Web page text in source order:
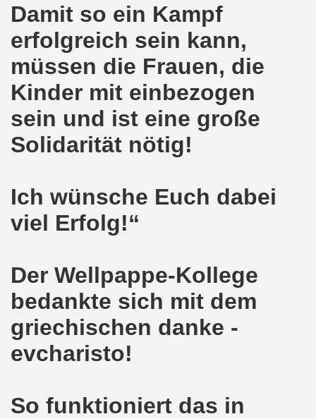
Damit so ein Kampf
erfolgreich sein kann,
müssen die Frauen, die
Kinder mit einbezogen
sein und ist eine große
Solidarität nötig!
Ich wünsche Euch dabei
viel Erfolg!“
Der Wellpappe-Kollege
bedankte sich mit dem
griechischen danke -
evcharisto!
So funktioniert das in
ruft am 23.07.2018 mit auf zur
und wirklich sehr kreativ: Eine junge Frau ergreift
am 07.07.2018 aktiver Part bei der Düsseldorfer
am 09. Juli 2018 berichtet über NRW-weite
am 18.06.2018 als Warm-Up für die NRW-
am 28.05.2018 und am 04.06.2018 jeweils
Gelsenkirchen am 28.05.2018
Bewegung am 07.05.2018 bestärkt Widerstand gegen
am 16.04.2018 und am 23.04.2018 mit
Bewegung im Zeichen des antifaschistischen Protestes
gegen die Aufmärsche der Partei "Die Rechte" stehen